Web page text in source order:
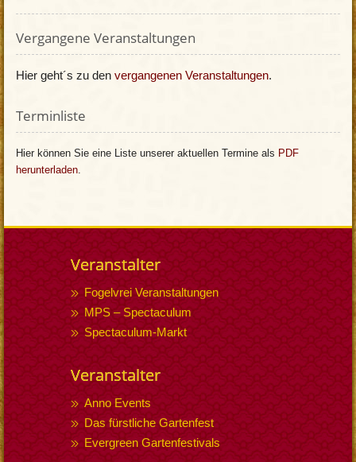
Vergangene Veranstaltungen
Hier geht´s zu den vergangenen Veranstaltungen.
Terminliste
Hier können Sie eine Liste unserer aktuellen Termine als PDF
herunterladen
Veranstalter
Fogelvrei Veranstaltungen
MPS – Spectaculum
Spectaculum-Markt
Veranstalter
Anno Events
Das fürstliche Gartenfest
Evergreen Gartenfestivals